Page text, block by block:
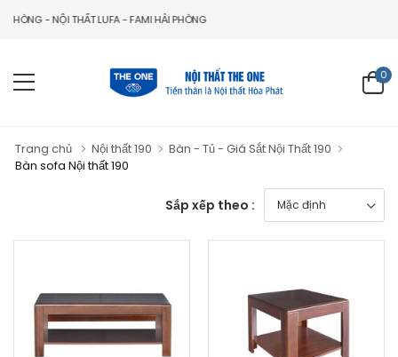
- NỘI THẤT LUFA - FAMI HẢI PHÒNG
0
Trang chủ Nội thất 190
Bàn - Tủ - Giá Sắt Nội Thất 190
Bàn sofa Nội thất 190
Sắp xếp theo :